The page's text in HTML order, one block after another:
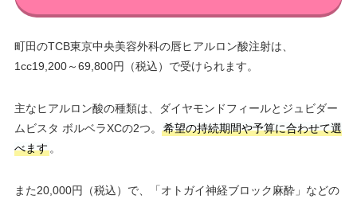
町田のTCB東京中央美容外科の唇ヒアルロン酸注射は、
1cc19,200～69,800円（税込）で受けられます。
主なヒアルロン酸の種類は、ダイヤモンドフィールとジュビダー
ムビスタ ボルベラXCの2つ。
希望の持続期間や予算に合わせて選
べます。
また20,000円（税込）で、「オトガイ神経ブロック麻酔」などの